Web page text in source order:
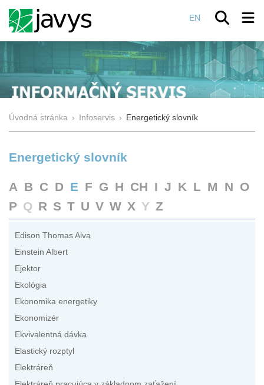
EN
Úvodná stránka › Infoservis › Energetický slovník
Energetický slovník
A B C D E F G H CH I J K L M N O
P Q R S T U V W X Y Z
Edison Thomas Alva
Einstein Albert
Ejektor
Ekológia
Ekonomika energetiky
Ekonomizér
Ekvivalentná dávka
Elastický rozptyl
Elektráreň